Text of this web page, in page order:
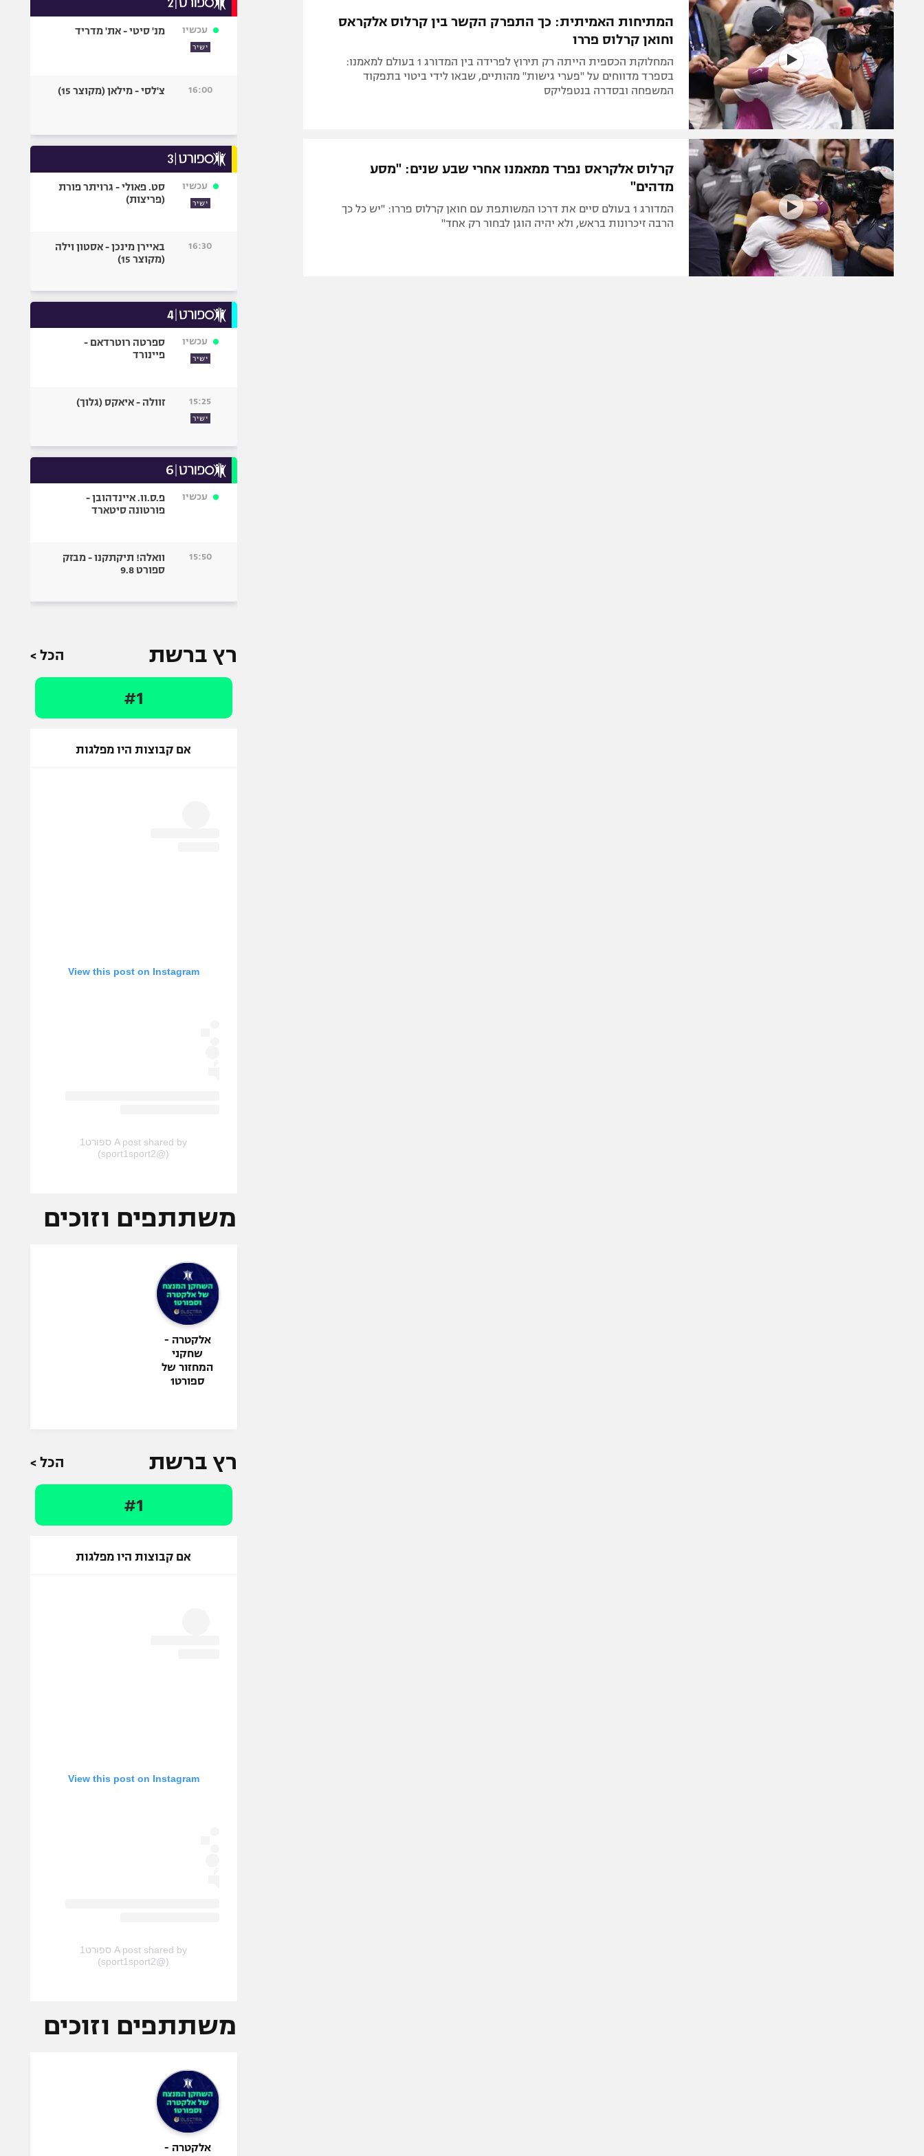
תקנון משתתפים וזוכים בפרסים
תקנון עבור פעילות אלקטרה
תקנון עבור פעילות ספורט 1 – "מרלן"
טניס
גיימינג E-Sports
תנאי שימוש
מדיניות פרטיות
תקנון פעילות ספורט 1
רשיון להקרנה פומבית לבית עסק
הצטרפות לחבילת הערוצים
לוח דרושים – ג'ובנט
הפועל חיפה
מכבי נתניה
בני יהודה
ליגות נוספות
ספורט מוטורי
בייסבול MLB
גיימינג E-Sports
המתיחות האמיתית: כך התפרק הקשר בין קרלוס אלקראס
וחואן קרלוס פררו
המחלוקת הכספית הייתה רק תירוץ לפרידה בין המדורג 1 בעולם למאמנו:
בספרד מדווחים על "פערי גישות" מהותיים, שבאו לידי ביטוי בתפקוד
המשפחה ובסדרה בנטפליקס
קרלוס אלקראס נפרד ממאמנו אחרי שבע שנים: "מסע
מדהים"
המדורג 1 בעולם סיים את דרכו המשותפת עם חואן קרלוס פררו: "יש כל כך
הרבה זיכרונות בראש, ולא יהיה הוגן לבחור רק אחד"
עכשיו
ישיר
מנ' סיטי - את' מדריד
16:00 צ'לסי - מילאן (מקוצר 15)
עכשיו
ישיר
סט. פאולי - גרויתר פורת
(פריצות)
16:30
באיירן מינכן - אסטון וילה
(מקוצר 15)
עכשיו
ישיר
ספרטה רוטרדאם -
פיינורד
15:25
ישיר
זוולה - איאקס (גלוך)
עכשיו
פ.ס.וו. איינדהובן -
פורטונה סיטארד
15:50
וואלה! תיקתקנו - מבזק
ספורט 9.8
רץ ברשת הכל >
#1
אם קבוצות היו מפלגות
View this post on Instagram
A post shared by ספורט1
(@sport1sport2)
משתתפים וזוכים
אלקטרה -
שחקני
המחזור של
ספורט1
רץ ברשת הכל >
#1
אם קבוצות היו מפלגות
View this post on Instagram
A post shared by ספורט1
(@sport1sport2)
משתתפים וזוכים
אלקטרה -